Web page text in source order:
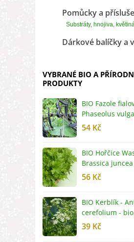
Pomůcky a
Substráty, hnojiva,
Dárkové balíčky a
VYBRANÉ BIO A
PRODUKTY
BIO Fazole
Phaseolus
54 Kč
BIO Hořčice
Brassica
56 Kč
BIO Kerblík -
cerefolium -
39 Kč